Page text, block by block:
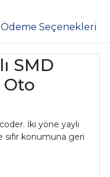
Seçenekleri
SMD
Oto
İki yöne yaylı
sıfır konumuna geri